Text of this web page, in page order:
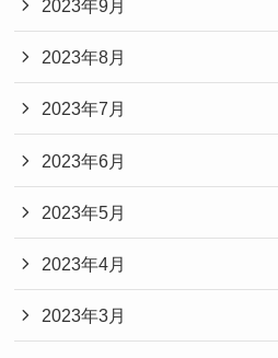
2023年9月
2023年8月
2023年7月
2023年6月
2023年5月
2023年4月
2023年3月